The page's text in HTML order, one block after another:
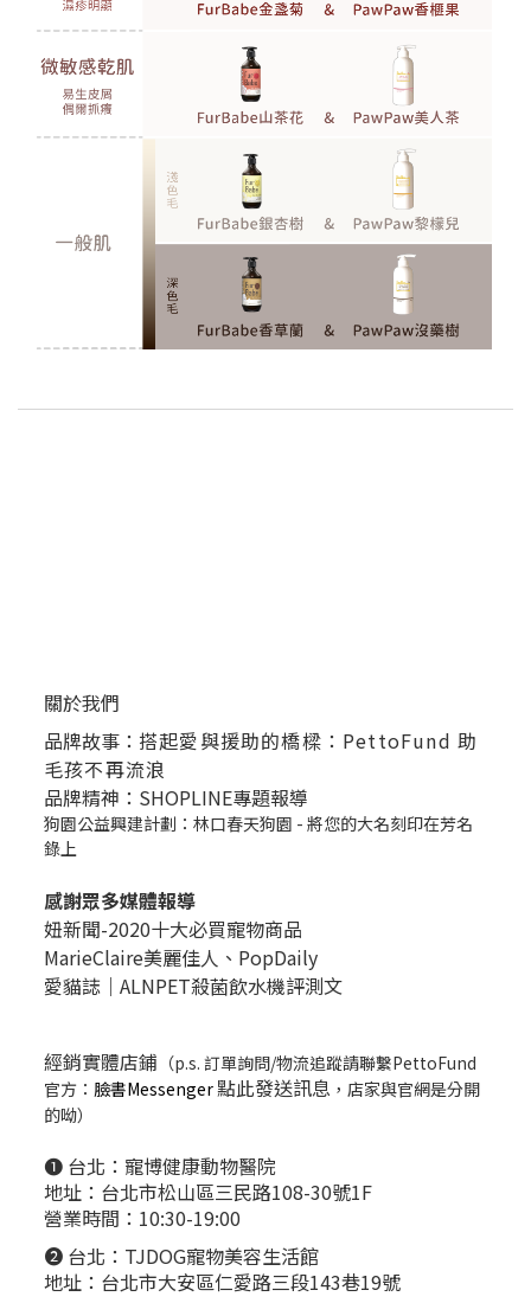
關於我們
品牌故事： 搭起愛與援助的橋樑：PettoFund 助
毛孩不再流浪
品牌精神：SHOPLINE專題報導
狗園公益興建計劃：林口春天狗園 - 將您的大名刻印在芳名
錄上
感謝眾多媒體報導
妞新聞-2020十大必買寵物商品
MarieClaire美麗佳人、 PopDaily
愛貓誌｜ALNPET殺菌飲水機評測文
經銷實體店鋪 （p.s. 訂單詢問/物流追蹤請聯繫PettoFund
官方： 臉書Messenger點此發送訊息 ，店家與官網是分開
的呦）
❶ 台北： 寵博健康動物醫院
地址：台北市松山區三民路108-30號1F
營業時間：10:30-19:00
❷ 台北： TJDOG寵物美容生活館
地址：台北市大安區仁愛路三段143巷19號